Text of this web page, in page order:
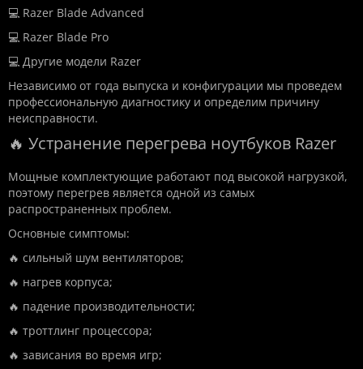
💻 Razer Blade Advanced
💻 Razer Blade Pro
💻 Другие модели Razer
Независимо от года выпуска и конфигурации мы проведем
профессиональную диагностику и определим причину
неисправности.
🔥 Устранение перегрева ноутбуков Razer
Мощные комплектующие работают под высокой нагрузкой,
поэтому перегрев является одной из самых
распространенных проблем.
Основные симптомы:
🔥 сильный шум вентиляторов;
🔥 нагрев корпуса;
🔥 падение производительности;
🔥 троттлинг процессора;
🔥 зависания во время игр;